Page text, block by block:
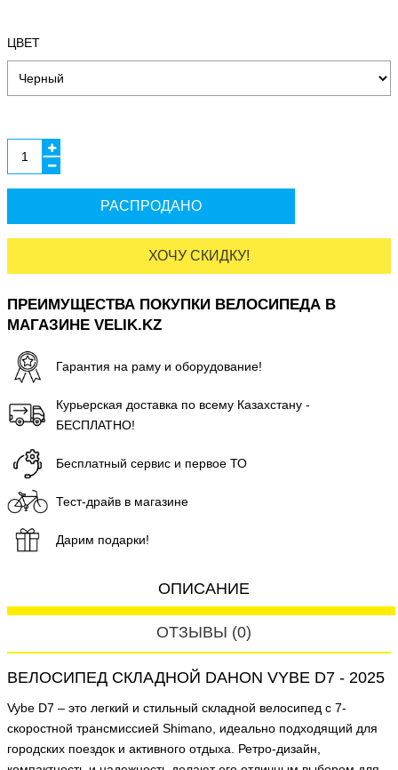
ЦВЕТ
РАСПРОДАНО
ХОЧУ СКИДКУ!
ПРЕИМУЩЕСТВА ПОКУПКИ ВЕЛОСИПЕДА В
МАГАЗИНЕ VELIK.KZ
Гарантия на раму и оборудование!
Курьерская доставка по всему Казахстану -
БЕСПЛАТНО!
Бесплатный сервис и первое ТО
Тест-драйв в магазине
Дарим подарки!
ОПИСАНИЕ
ОТЗЫВЫ (0)
ВЕЛОСИПЕД СКЛАДНОЙ DAHON VYBE D7 - 2025
Vybe D7 – это легкий и стильный складной велосипед с 7-
скоростной трансмиссией Shimano, идеально подходящий для
городских поездок и активного отдыха. Ретро-дизайн,